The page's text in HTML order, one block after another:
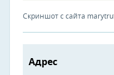
Скриншот с сайта
Адрес